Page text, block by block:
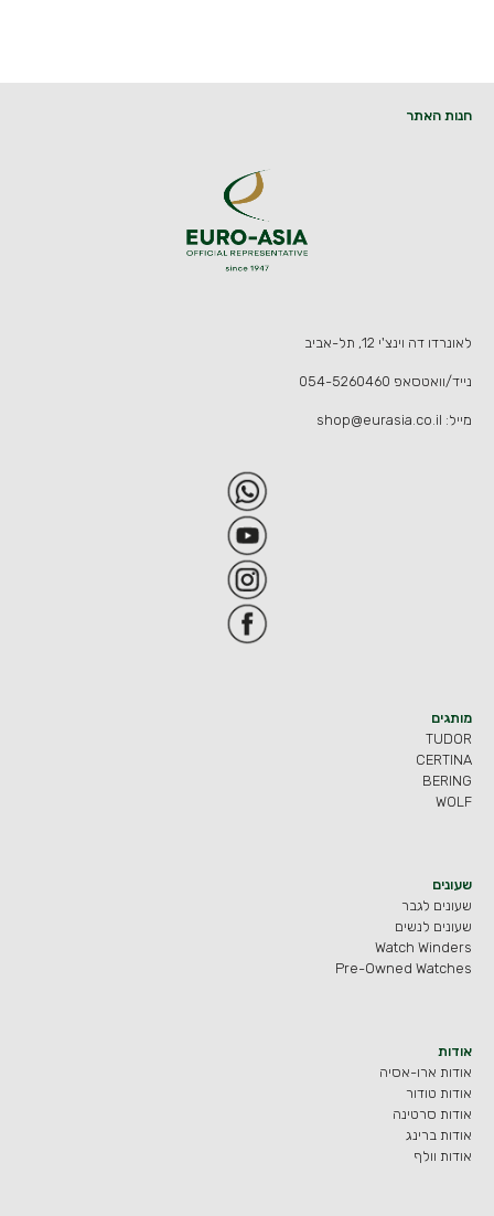
חנות האתר
לאונרדו דה וינצ'י 12, תל-אביב
נייד/וואטסאפ 054-5260460
מייל: shop@eurasia.co.il
מותגים
TUDOR
CERTINA
BERING
WOLF
שעונים
שעונים לגבר
שעונים לנשים
Watch Winders
Pre-Owned Watches
אודות
אודות ארו-אסיה
אודות טודור
אודות סרטינה
אודות ברינג
אודות וולף